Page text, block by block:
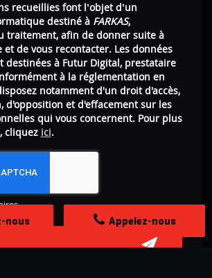
recueillies font l’objet d’un
destiné àFARKAS,
traitement, afin de donner suite à
et de vous recontacter. Les données
destinées à Futur Digital, prestataire
à la réglementation en
notamment d'un droit d'accès,
d'opposition et d'effacement sur les
qui vous concernent. Pour plus
cliquez ici.
Découvrir
Appelez-nous
nous